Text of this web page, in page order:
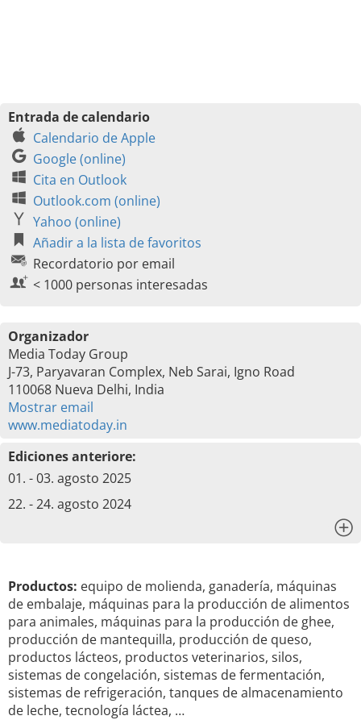
Entrada de calendario
Calendario de Apple
Google (online)
Cita en Outlook
Outlook.com (online)
Yahoo (online)
Añadir a la lista de favoritos
Recordatorio por email
< 1000 personas interesadas
Organizador
Media Today Group
J-73, Paryavaran Complex, Neb Sarai, Igno Road
110068 Nueva Delhi, India
Mostrar email
www.mediatoday.in
Ediciones anteriore:
01. - 03. agosto 2025
22. - 24. agosto 2024
Productos: equipo de molienda, ganadería, máquinas
de embalaje, máquinas para la producción de alimentos
para animales, máquinas para la producción de ghee,
producción de mantequilla, producción de queso,
productos lácteos, productos veterinarios, silos,
sistemas de congelación, sistemas de fermentación,
sistemas de refrigeración, tanques de almacenamiento
de leche, tecnología láctea, …